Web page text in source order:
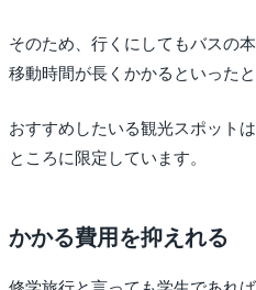
そのため、行くにしてもバスの
移動時間が長くかかるといった
おすすめしたいる観光スポット
ところに限定しています。
かかる費用を抑えれる